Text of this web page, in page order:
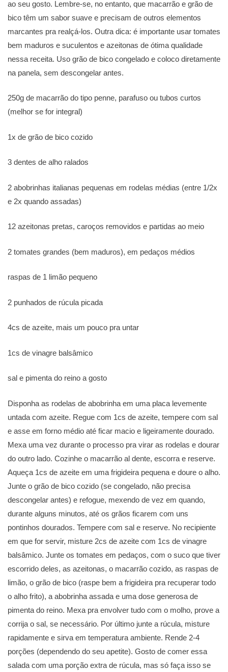
ao seu gosto. Lembre-se, no entanto, que macarrão e grão de
bico têm um sabor suave e precisam de outros elementos
marcantes pra realçá-los. Outra dica: é importante usar tomates
bem maduros e suculentos e azeitonas de ótima qualidade
nessa receita. Uso grão de bico congelado e coloco diretamente
na panela, sem descongelar antes.
250g de macarrão do tipo penne, parafuso ou tubos curtos
(melhor se for integral)
1x de grão de bico cozido
3 dentes de alho ralados
2 abobrinhas italianas pequenas em rodelas médias (entre 1/2x
e 2x quando assadas)
12 azeitonas pretas, caroços removidos e partidas ao meio
2 tomates grandes (bem maduros), em pedaços médios
raspas de 1 limão pequeno
2 punhados de rúcula picada
4cs de azeite, mais um pouco pra untar
1cs de vinagre balsâmico
sal e pimenta do reino a gosto
Disponha as rodelas de abobrinha em uma placa levemente
untada com azeite. Regue com 1cs de azeite, tempere com sal
e asse em forno médio até ficar macio e ligeiramente dourado.
Mexa uma vez durante o processo pra virar as rodelas e dourar
do outro lado. Cozinhe o macarrão al dente, escorra e reserve.
Aqueça 1cs de azeite em uma frigideira pequena e doure o alho.
Junte o grão de bico cozido (se congelado, não precisa
descongelar antes) e refogue, mexendo de vez em quando,
durante alguns minutos, até os grãos ficarem com uns
pontinhos dourados. Tempere com sal e reserve. No recipiente
em que for servir, misture 2cs de azeite com 1cs de vinagre
balsâmico. Junte os tomates em pedaços, com o suco que tiver
escorrido deles, as azeitonas, o macarrão cozido, as raspas de
limão, o grão de bico (raspe bem a frigideira pra recuperar todo
o alho frito), a abobrinha assada e uma dose generosa de
pimenta do reino. Mexa pra envolver tudo com o molho, prove a
corrija o sal, se necessário. Por último junte a rúcula, misture
rapidamente e sirva em temperatura ambiente. Rende 2-4
porções (dependendo do seu apetite). Gosto de comer essa
salada com uma porção extra de rúcula, mas só faça isso se